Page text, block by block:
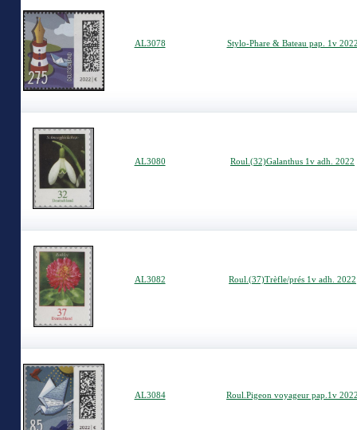
AL3078 Stylo-Phare & Bateau pap. 1v
AL3080 Roul.(32)Galanthus 1v adh. 2022
AL3082 Roul.(37)Trèfle/prés 1v adh. 2022
AL3084 Roul.Pigeon voyageur pap.1v